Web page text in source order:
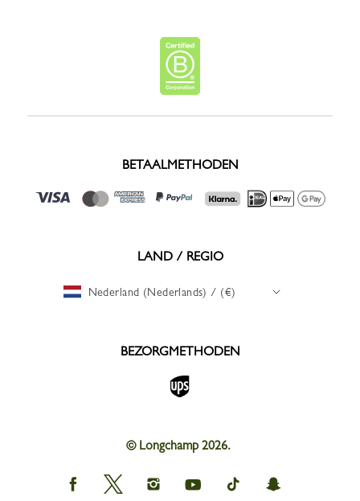
BETAALMETHODEN
LAND / REGIO
Nederland (Nederlands) / (€)
BEZORGMETHODEN
© Longchamp 2026.
Longchamp
on
Longchamp
on
Longchamp
on
Longchamp
on
Longchamp
on
Longchamp
on